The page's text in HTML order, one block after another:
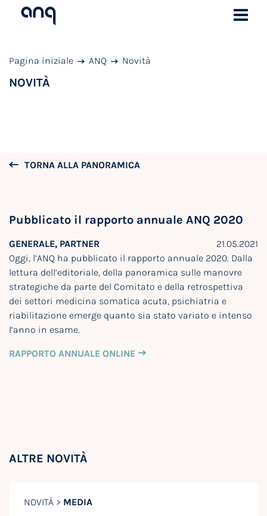
Pagina iniziale ANQ Novità
NOVITÀ
TORNA ALLA PANORAMICA
Pubblicato il rapporto annuale ANQ 2020
GENERALE, PARTNER
21.05.2021
Oggi, l’ANQ ha pubblicato il rapporto annuale 2020. Dalla
lettura dell’editoriale, della panoramica sulle manovre
strategiche da parte del Comitato e della retrospettiva
dei settori medicina somatica acuta, psichiatria e
riabilitazione emerge quanto sia stato variato e intenso
l’anno in esame.
RAPPORTO ANNUALE ONLINE
ALTRE NOVITÀ
NOVITÀ > MEDIA